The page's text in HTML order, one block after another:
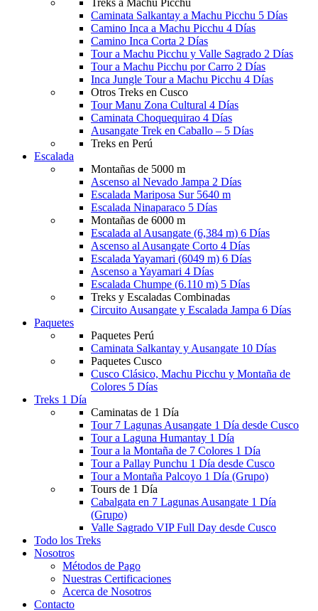
Treks a Machu Picchu
Caminata Salkantay a Machu Picchu 5 Días
Camino Inca a Machu Picchu 4 Días
Camino Inca Corta 2 Días
Tour a Machu Picchu y Valle Sagrado 2 Días
Tour a Machu Picchu por Carro 2 Días
Inca Jungle Tour a Machu Picchu 4 Días
Otros Treks en Cusco
Tour Manu Zona Cultural 4 Días
Caminata Choquequirao 4 Días
Ausangate Trek en Caballo – 5 Días
Treks en Perú
Escalada
Montañas de 5000 m
Ascenso al Nevado Jampa 2 Días
Escalada Mariposa Sur 5640 m
Escalada Ninaparaco 5 Días
Montañas de 6000 m
Escalada al Ausangate (6,384 m) 6 Días
Ascenso al Ausangate Corto 4 Días
Escalada Yayamari (6049 m) 6 Días
Ascenso a Yayamari 4 Días
Escalada Chumpe (6.110 m) 5 Días
Treks y Escaladas Combinadas
Circuito Ausangate y Escalada Jampa 6 Días
Paquetes
Paquetes Perú
Caminata Salkantay y Ausangate 10 Días
Paquetes Cusco
Cusco Clásico, Machu Picchu y Montaña de
Colores 5 Días
Treks 1 Día
Caminatas de 1 Día
Tour 7 Lagunas Ausangate 1 Día desde Cusco
Tour a Laguna Humantay 1 Día
Tour a la Montaña de 7 Colores 1 Día
Tour a Pallay Punchu 1 Día desde Cusco
Tour a Montaña Palcoyo 1 Día (Grupo)
Tours de 1 Día
Cabalgata en 7 Lagunas Ausangate 1 Día
(Grupo)
Valle Sagrado VIP Full Day desde Cusco
Todo los Treks
Nosotros
Métodos de Pago
Nuestras Certificaciones
Acerca de Nosotros
Contacto